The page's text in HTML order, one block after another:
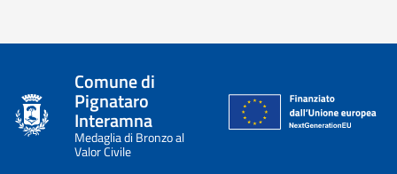
Comune di
Pignataro
Interamna
Medaglia di Bronzo al
Valor Civile